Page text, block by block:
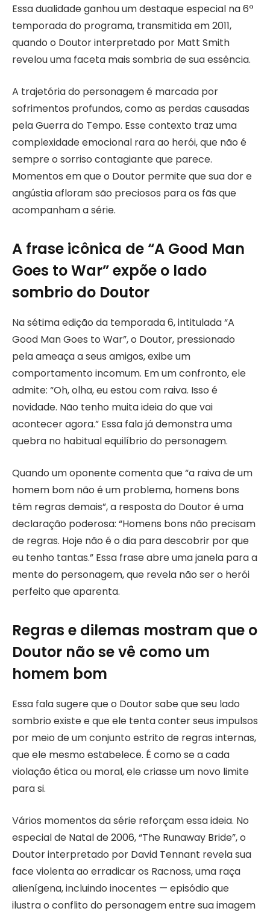
Essa dualidade ganhou um destaque especial na 6ª
temporada do programa, transmitida em 2011,
quando o Doutor interpretado por Matt Smith
revelou uma faceta mais sombria de sua essência.
A trajetória do personagem é marcada por
sofrimentos profundos, como as perdas causadas
pela Guerra do Tempo. Esse contexto traz uma
complexidade emocional rara ao herói, que não é
sempre o sorriso contagiante que parece.
Momentos em que o Doutor permite que sua dor e
angústia afloram são preciosos para os fãs que
acompanham a série.
A frase icônica de “A Good Man
Goes to War” expõe o lado
sombrio do Doutor
Na sétima edição da temporada 6, intitulada “A
Good Man Goes to War”, o Doutor, pressionado
pela ameaça a seus amigos, exibe um
comportamento incomum. Em um confronto, ele
admite: “Oh, olha, eu estou com raiva. Isso é
novidade. Não tenho muita ideia do que vai
acontecer agora.” Essa fala já demonstra uma
quebra no habitual equilíbrio do personagem.
Quando um oponente comenta que “a raiva de um
homem bom não é um problema, homens bons
têm regras demais”, a resposta do Doutor é uma
declaração poderosa: “Homens bons não precisam
de regras. Hoje não é o dia para descobrir por que
eu tenho tantas.” Essa frase abre uma janela para a
mente do personagem, que revela não ser o herói
perfeito que aparenta.
Regras e dilemas mostram que o
Doutor não se vê como um
homem bom
Essa fala sugere que o Doutor sabe que seu lado
sombrio existe e que ele tenta conter seus impulsos
por meio de um conjunto estrito de regras internas,
que ele mesmo estabelece. É como se a cada
violação ética ou moral, ele criasse um novo limite
para si.
Vários momentos da série reforçam essa ideia. No
especial de Natal de 2006, “The Runaway Bride”, o
Doutor interpretado por David Tennant revela sua
face violenta ao erradicar os Racnoss, uma raça
alienígena, incluindo inocentes — episódio que
ilustra o conflito do personagem entre sua imagem